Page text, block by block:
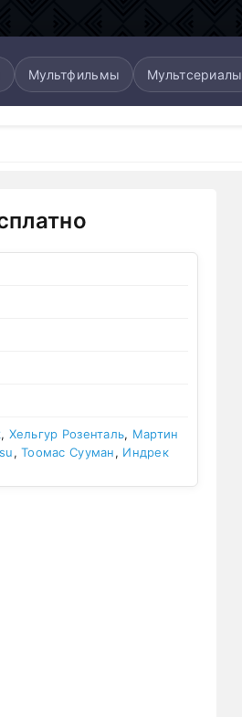
Мультфильмы Мультсериалы
, Хельгур Розенталь, Мартин
,Тоомас Сууман, Индрек